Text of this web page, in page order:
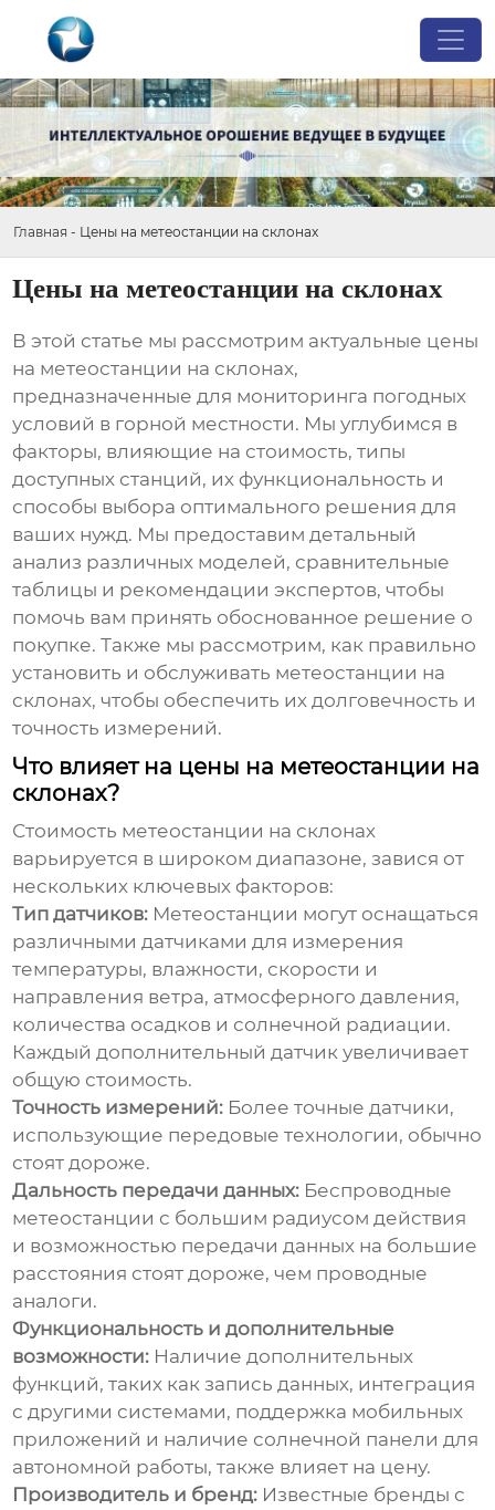
Главная - Цены на метеостанции на склонах
Цены на метеостанции на склонах
В этой статье мы рассмотрим актуальные цены
на метеостанции на склонах,
предназначенные для мониторинга погодных
условий в горной местности. Мы углубимся в
факторы, влияющие на стоимость, типы
доступных станций, их функциональность и
способы выбора оптимального решения для
ваших нужд. Мы предоставим детальный
анализ различных моделей, сравнительные
таблицы и рекомендации экспертов, чтобы
помочь вам принять обоснованное решение о
покупке. Также мы рассмотрим, как правильно
установить и обслуживать метеостанции на
склонах, чтобы обеспечить их долговечность и
точность измерений.
Что влияет на цены на метеостанции на
склонах?
Стоимость метеостанции на склонах
варьируется в широком диапазоне, завися от
нескольких ключевых факторов:
Тип датчиков: Метеостанции могут оснащаться
различными датчиками для измерения
температуры, влажности, скорости и
направления ветра, атмосферного давления,
количества осадков и солнечной радиации.
Каждый дополнительный датчик увеличивает
общую стоимость.
Точность измерений: Более точные датчики,
использующие передовые технологии, обычно
стоят дороже.
Дальность передачи данных: Беспроводные
метеостанции с большим радиусом действия
и возможностью передачи данных на большие
расстояния стоят дороже, чем проводные
аналоги.
Функциональность и дополнительные
возможности: Наличие дополнительных
функций, таких как запись данных, интеграция
с другими системами, поддержка мобильных
приложений и наличие солнечной панели для
автономной работы, также влияет на цену.
Производитель и бренд: Известные бренды с